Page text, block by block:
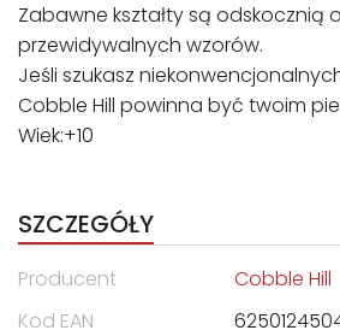
Zabawne kształty są odskocznią
przewidywalnych wzorów.
Jeśli szukasz
Cobble Hill powinna być twoim
Wiek:+10
SZCZEGÓŁY
Producent
Cobble Hill
Kod EAN